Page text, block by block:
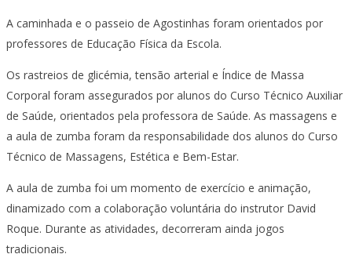
A caminhada e o passeio de Agostinhas foram orientados por
professores de Educação Física da Escola.
Os rastreios de glicémia, tensão arterial e Índice de Massa
Corporal foram assegurados por alunos do Curso Técnico Auxiliar
de Saúde, orientados pela professora de Saúde. As massagens e
a aula de zumba foram da responsabilidade dos alunos do Curso
Técnico de Massagens, Estética e Bem-Estar.
A aula de zumba foi um momento de exercício e animação,
dinamizado com a colaboração voluntária do instrutor David
Roque. Durante as atividades, decorreram ainda jogos
tradicionais.